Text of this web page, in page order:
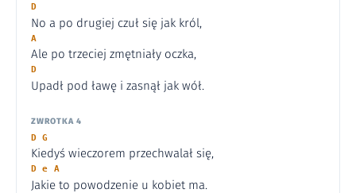
D
No a po drugiej czuł się jak król,
A
Ale po trzeciej zmętniały oczka,
D
Upadł pod ławę i zasnął jak wół.
ZWROTKA 4
D G
Kiedyś wieczorem przechwalał się,
D e A
Jakie to powodzenie u kobiet ma.